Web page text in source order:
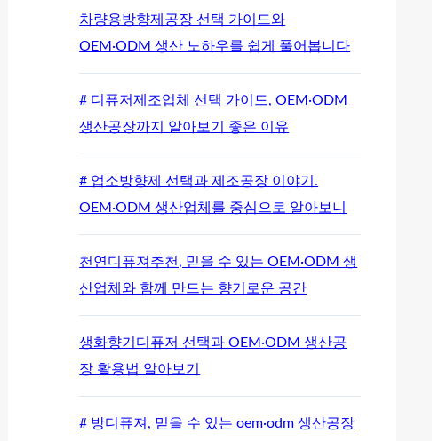
차량용방향제공장 선택 가이드와
OEM·ODM 생산 노하우를 쉽게 풀어봅니다
# 디퓨저제조업체 선택 가이드, OEM·ODM
생산공장까지 알아보기 좋은 이유
# 업소방향제 선택과 제조공장 이야기.
OEM·ODM 생산업체를 중심으로 알아보니
천연디퓨져추천, 믿을 수 있는 OEM·ODM 생
산업체와 함께 만드는 향기로운 공간
생화향기디퓨저 선택과 OEM·ODM 생산공
장 활용법 알아보기
# 방디퓨져, 믿을 수 있는 oem·odm 생산공장